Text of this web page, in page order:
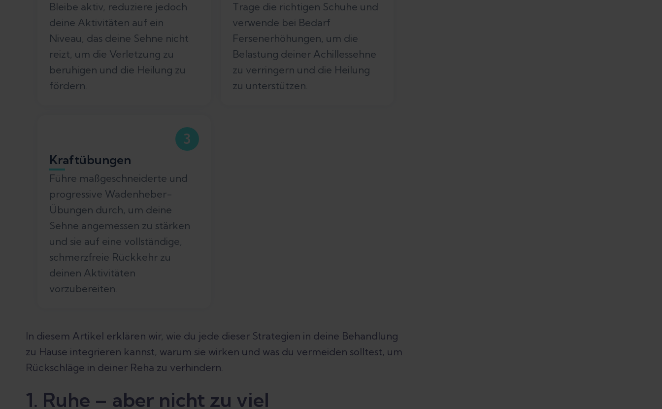
Bleibe aktiv, reduziere jedoch
deine Aktivitäten auf ein
Niveau, das deine Sehne nicht
reizt, um die Verletzung zu
beruhigen und die Heilung zu
fördern.
Trage die richtigen Schuhe und
verwende bei Bedarf
Fersenerhöhungen, um die
Belastung deiner Achillessehne
zu verringern und die Heilung
zu unterstützen.
3
Kraftübungen
Führe maßgeschneiderte und
progressive Wadenheber-
Übungen durch, um deine
Sehne angemessen zu stärken
und sie auf eine vollständige,
schmerzfreie Rückkehr zu
deinen Aktivitäten
vorzubereiten.
In diesem Artikel erklären wir, wie du jede dieser Strategien in deine Behandlung
zu Hause integrieren kannst, warum sie wirken und was du vermeiden solltest, um
Rückschläge in deiner Reha zu verhindern.
1. Ruhe – aber nicht zu viel